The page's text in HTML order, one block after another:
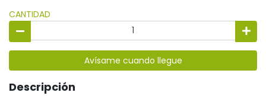
CANTIDAD
Avísame cuando llegue
Descripción